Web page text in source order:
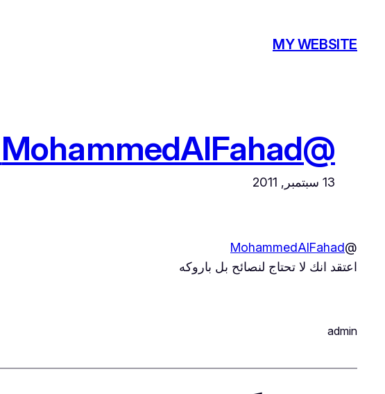
المحتوى
MY WEBSITE
@MohammedAlFahad اعتقد
13 سبتمبر, 2011
@
MohammedAlFahad
اعتقد انك لا تحتاج لنصائح بل باروكه
admin